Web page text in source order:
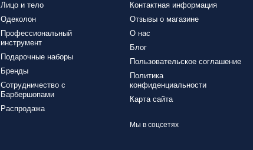
Лицо и тело
Одеколон
Профессиональный
инструмент
Подарочные наборы
Бренды
Сотрудничество с
Барбершопами
Распродажа
Контактная информация
Отзывы о магазине
О нас
Блог
Пользовательское соглашение
Политика
конфиденциальности
Карта сайта
Мы в соцсетях